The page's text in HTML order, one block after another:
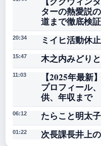
ターの熱愛説
道まで徹底検証
20:34 ミイヒ活動休
15:47 木之内みどり
11:03
【2025年最
プロフィール
供、年収まで
06:12 たらこと明太
01:22 次長課長井上